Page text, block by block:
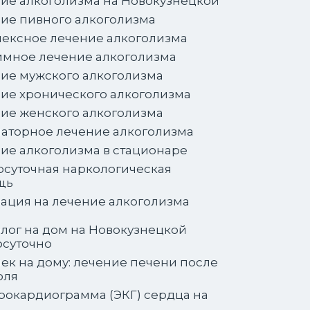
пивного алкоголизма
лечение алкоголизма
лечение алкоголизма
мужского алкоголизма
хронического алкоголизма
женского алкоголизма
лечение алкоголизма
алкоголизма в стационаре
наркологическая
на лечение алкоголизма
на дом на Новокузнецкой
на дому: лечение печени после
(ЭКГ) сердца на